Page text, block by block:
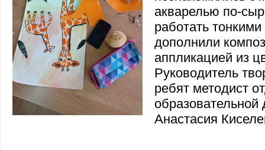
акварелью по-
работать
дополнили
аппликацией из
Руководитель
ребят методист
образовательной
Анастасия